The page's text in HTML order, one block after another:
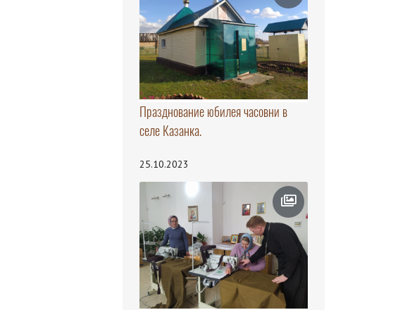
Празднование юбилея часовни в
селе Казанка.
25.10.2023